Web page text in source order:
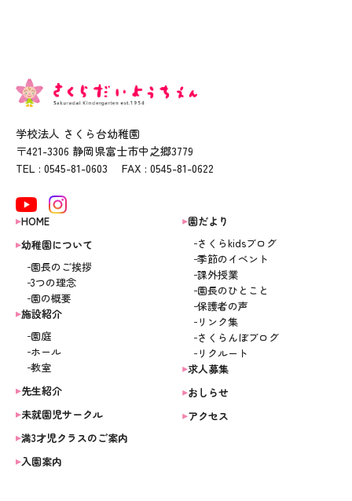
学校法人 さくら台幼稚園
〒421-3306 静岡県富士市中之郷3779
TEL : 0545-81-0603 FAX : 0545-81-0622
HOME
幼稚園について
園長のご挨拶
3つの理念
園の概要
施設紹介
園庭
ホール
教室
先生紹介
未就園児サークル
満3才児クラスのご案内
入園案内
園だより
さくらkidsブログ
季節のイベント
課外授業
園長のひとこと
保護者の声
リンク集
さくらんぼブログ
リクルート
求人募集
おしらせ
アクセス